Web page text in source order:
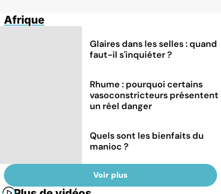
Afrique
Glaires dans les selles : quand
faut-il s'inquiéter ?
Rhume : pourquoi certains
vasoconstricteurs présentent
un réel danger
Quels sont les bienfaits du
manioc ?
Voir plus